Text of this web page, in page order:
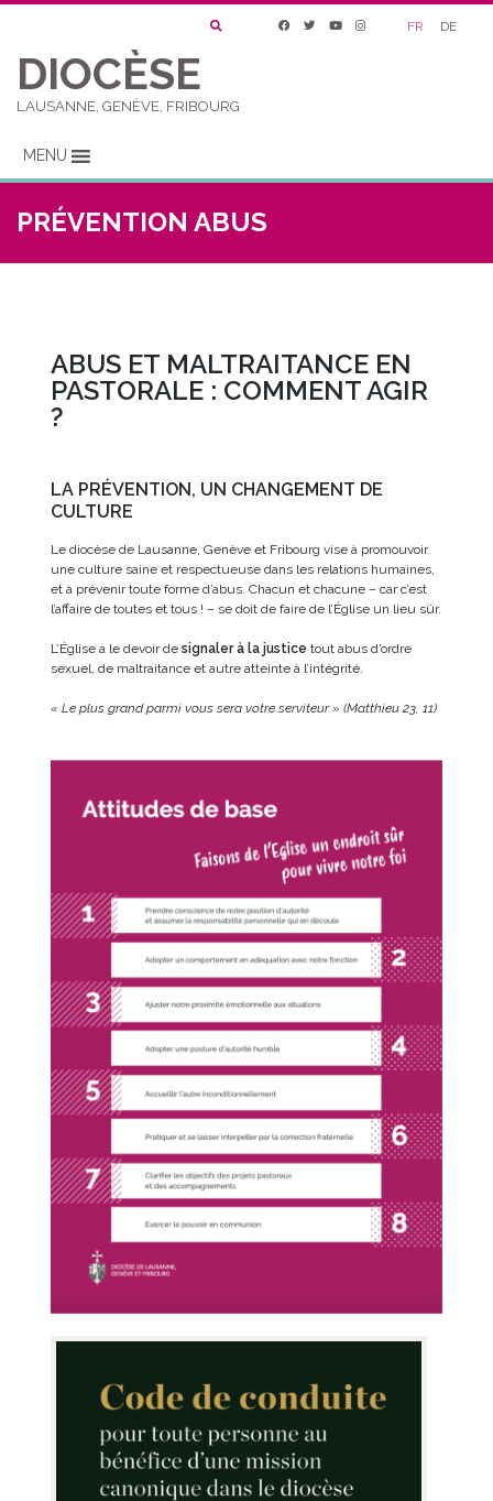
FR DE
DIOCÈSE
LAUSANNE, GENÈVE, FRIBOURG
MENU
PRÉVENTION ABUS
ABUS ET MALTRAITANCE EN
PASTORALE : COMMENT AGIR
?
LA PRÉVENTION, UN CHANGEMENT DE
CULTURE
Le diocèse de Lausanne, Genève et Fribourg vise à promouvoir
une culture saine et respectueuse dans les relations humaines,
et à prévenir toute forme d’abus. Chacun et chacune – car c’est
l’affaire de toutes et tous ! – se doit de faire de l’Église un lieu sûr.
L’Église a le devoir de signaler à la justice tout abus d’ordre
sexuel, de maltraitance et autre atteinte à l’intégrité.
« Le plus grand parmi vous sera votre serviteur » (Matthieu 23, 11)